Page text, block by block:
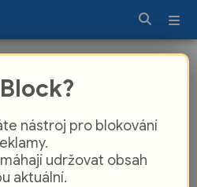
se stávají
nástroj pro blokování
udržovat obsah
aktuální.